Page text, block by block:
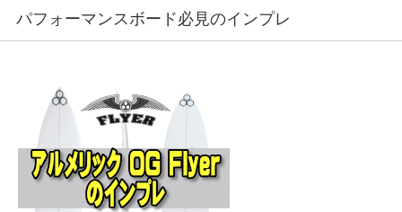
パフォーマンスボード必見のインプレ